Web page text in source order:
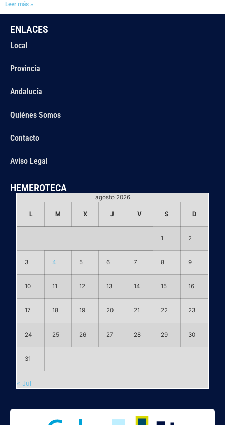
Leer más »
ENLACES
Local
Provincia
Andalucía
Quiénes Somos
Contacto
Aviso Legal
HEMEROTECA
agosto 2026
L M X J V S D
1 2
3 4 5 6 7 8 9
10 11 12 13 14 15 16
17 18 19 20 21 22 23
24 25 26 27 28 29 30
31
« Jul